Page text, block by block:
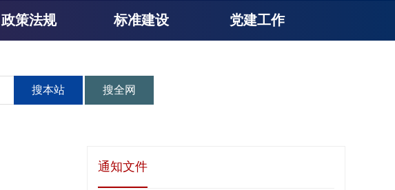
政策法规 标准建设 党建工作
搜本站 搜全网
通知文件